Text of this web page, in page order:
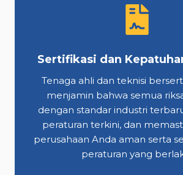
Sertifikasi dan
Tenaga ahli dan teknisi
menjamin bahwa semua
dengan standar industri
peraturan terkini, dan
perusahaan Anda aman serta
peraturan yang